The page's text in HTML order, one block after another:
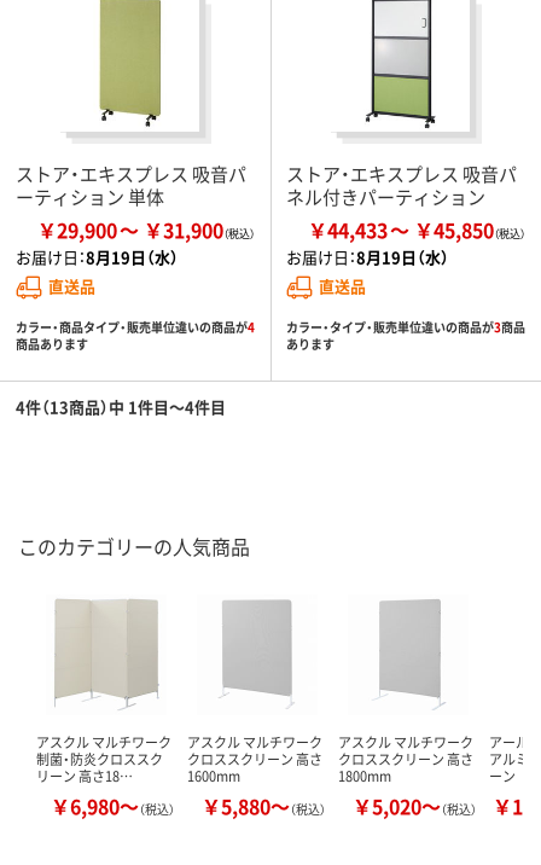
ストア・エキスプレス 吸音パ
ーティション 単体
￥29,900 ￥31,900
お届け日：8月19日（水）
直送品
カラー・商品タイプ・販売単位違いの商品が4
商品あります
ストア・エキスプレス 吸音パ
ネル付きパーティション
￥44,433 ￥45,850
お届け日：8月19日（水）
直送品
カラー・タイプ・販売単位違いの商品が3商品
あります
4件（13商品）中 1件目～4件目
このカテゴリーの人気商品
アスクル マルチワーク
制菌・防炎クロススク
リーン 高さ18…
￥6,980～（税込）
アスクル マルチワーク
クロススクリーン 高さ
1600mm
￥5,880～（税込）
アスクル マルチワーク
クロススクリーン 高さ
1800mm
￥5,020～（税込）
アール
アルミ
ーン
￥